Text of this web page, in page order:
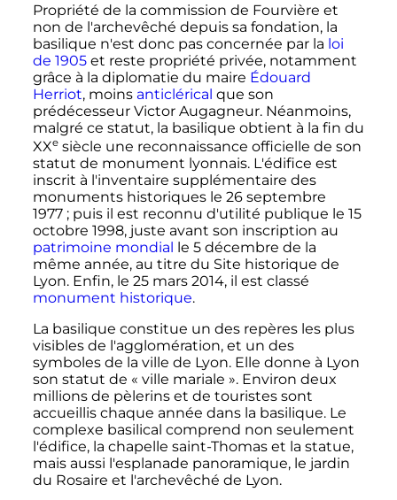
Propriété de la commission de Fourvière et
non de l'archevêché depuis sa fondation, la
basilique n'est donc pas concernée par la loi
de 1905et reste propriété privée, notamment
grâce à la diplomatie du maire Édouard
Herriot, moins anticlérical que son
prédécesseur Victor Augagneur. Néanmoins,
malgré ce statut, la basilique obtient à la fin du
XXe siècle une reconnaissance officielle de son
statut de monument lyonnais. L'édifice est
inscrit à l'inventaire supplémentaire des
monuments historiques le 26 septembre
1977 ; puis il est reconnu d'utilité publique le 15
octobre 1998, juste avant son inscription au
patrimoine mondial le 5 décembre de la
même année, au titre du Site historique de
Lyon. Enfin, le 25 mars 2014, il est classé
monument historique.
La basilique constitue un des repères les plus
visibles de l'agglomération, et un des
symboles de la ville de Lyon. Elle donne à Lyon
son statut de « ville mariale ». Environ deux
millions de pèlerins et de touristes sont
accueillis chaque année dans la basilique. Le
complexe basilical comprend non seulement
l'édifice, la chapelle saint-Thomas et la statue,
mais aussi l'esplanade panoramique, le jardin
du Rosaire et l'archevêché de Lyon.